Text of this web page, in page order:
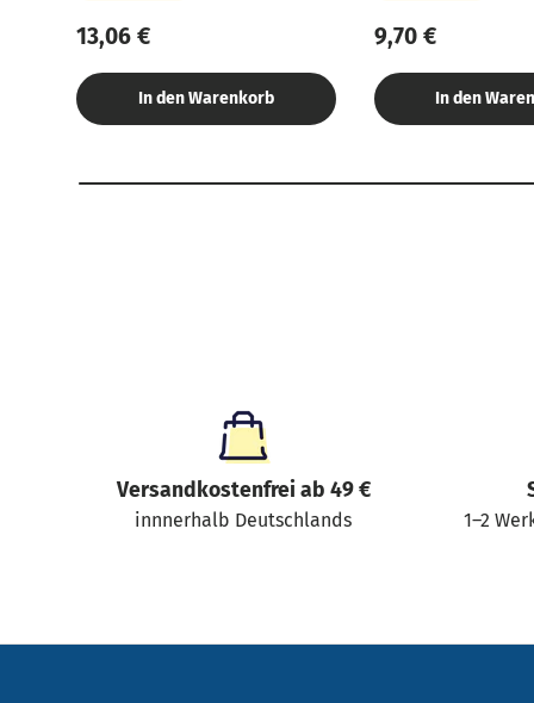
13,06 €
In den Warenkorb
9,70 €
In den
Versandkostenfrei ab 49 €
innnerhalb Deutschlands 1–2